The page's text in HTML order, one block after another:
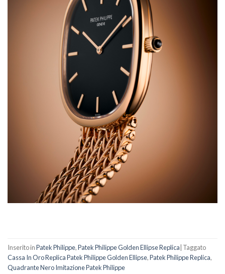
Inserito inPatek Philippe,Patek Philippe Golden Ellipse Replica Taggato
Cassa In Oro Replica Patek Philippe Golden Ellipse,Patek Philippe Replica,
Quadrante Nero Imitazione Patek Philippe